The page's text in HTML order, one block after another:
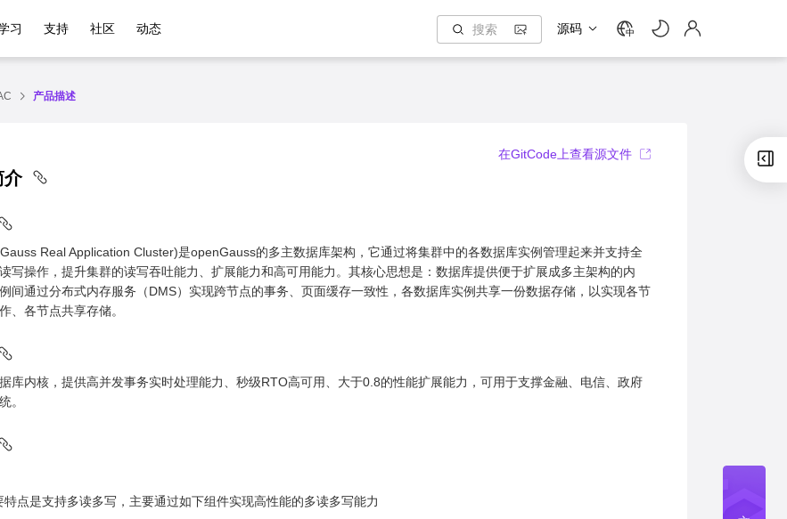
习 支持 社区 动态 源码 中
产品描述
介
Real Application Cluster)是openGauss的多主数据库架构，它通过将集群中的各数据库实例管理起来并支持全
写操作，提升集群的读写吞吐能力、扩展能力和高可用能力。其核心思想是：数据库提供便于扩展成多主架构的内
间通过分布式内存服务（DMS）实现跨节点的事务、页面缓存一致性，各数据库实例共享一份数据存储，以实现各节
、各节点共享存储。
库内核，提供高并发事务实时处理能力、秒级RTO高可用、大于0.8的性能扩展能力，可用于支撑金融、电信、政府
。
特点是支持多读多写，主要通过如下组件实现高性能的多读多写能力
在GitCode上查看源文件